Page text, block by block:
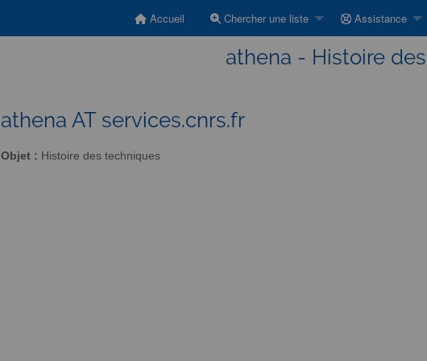
Accueil Chercher une liste Assistance
athena - Histoire
athena AT services.cnrs.fr
Objet : Histoire des techniques